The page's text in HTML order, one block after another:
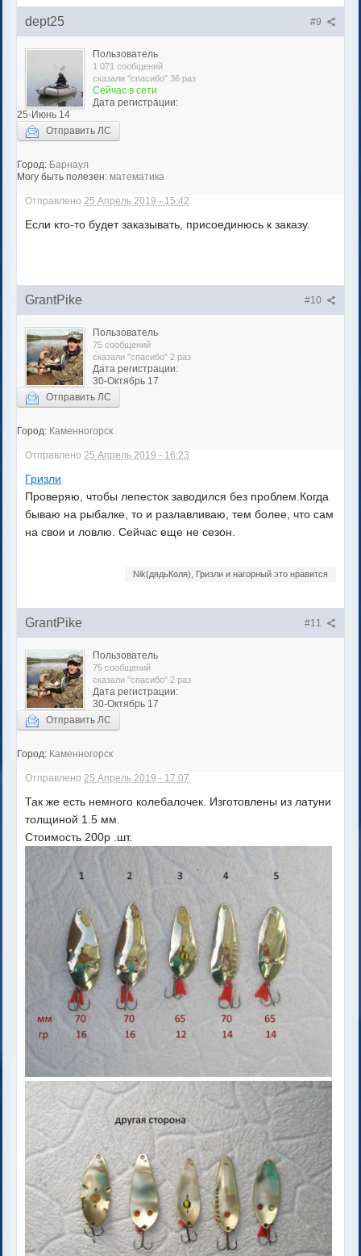
#9
dept25
Пользователь
1 071 сообщений
сказали "спасибо" 36 раз
Сейчас в сети
Дата регистрации:
25-Июнь 14
Отправить ЛС
Город: Барнаул
Могу быть полезен: математика
Отправлено25 Апрель 2019 - 15:42
Если кто-то будет заказывать, присоединюсь к заказу.
#10
GrantPike
Пользователь
75 сообщений
сказали "спасибо" 2 раз
Дата регистрации:
30-Октябрь 17
Отправить ЛС
Город: Каменногорск
Отправлено25 Апрель 2019 - 16:23
Гризли
Проверяю, чтобы лепесток заводился без проблем.Когда
бываю на рыбалке, то и разлавливаю, тем более, что сам
на свои и ловлю. Сейчас еще не сезон.
Nik(дядьКоля), Гризли и нагорный это нравится
#11
GrantPike
Пользователь
75 сообщений
сказали "спасибо" 2 раз
Дата регистрации:
30-Октябрь 17
Отправить ЛС
Город: Каменногорск
Отправлено25 Апрель 2019 - 17:07
Так же есть немного колебалочек. Изготовлены из латуни
толщиной 1.5 мм.
Стоимость 200р .шт.